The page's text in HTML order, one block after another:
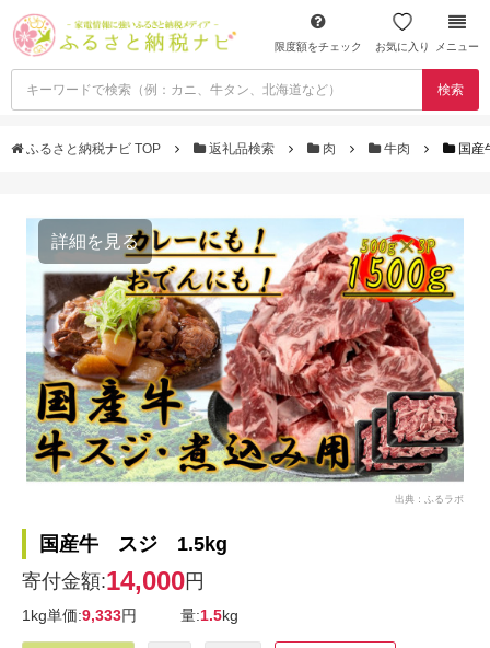
限度額をチェック お気に入り メニュー
検索
ふるさと納税ナビ TOP 返礼品検索 肉 牛肉 国
詳細を見る
出典：ふるラボ
国産牛 スジ 1.5kg
寄付金額:14,000円
1kg単価:9,333円 量:1.5kg